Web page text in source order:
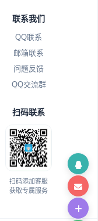
联系我们
QQ联系
邮箱联系
问题反馈
QQ交流群
扫码联系
扫码添加客服
获取专属服务